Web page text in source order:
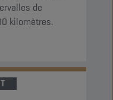
de
kilomètres.